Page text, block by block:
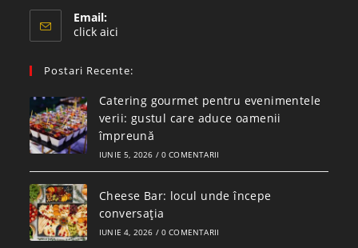
Email:
click aici
Postari Recente:
Catering gourmet pentru evenimentele
verii: gustul care aduce oamenii
împreună
IUNIE 5, 2026 / 0 COMENTARII
Cheese Bar: locul unde începe
conversația
IUNIE 4, 2026 / 0 COMENTARII